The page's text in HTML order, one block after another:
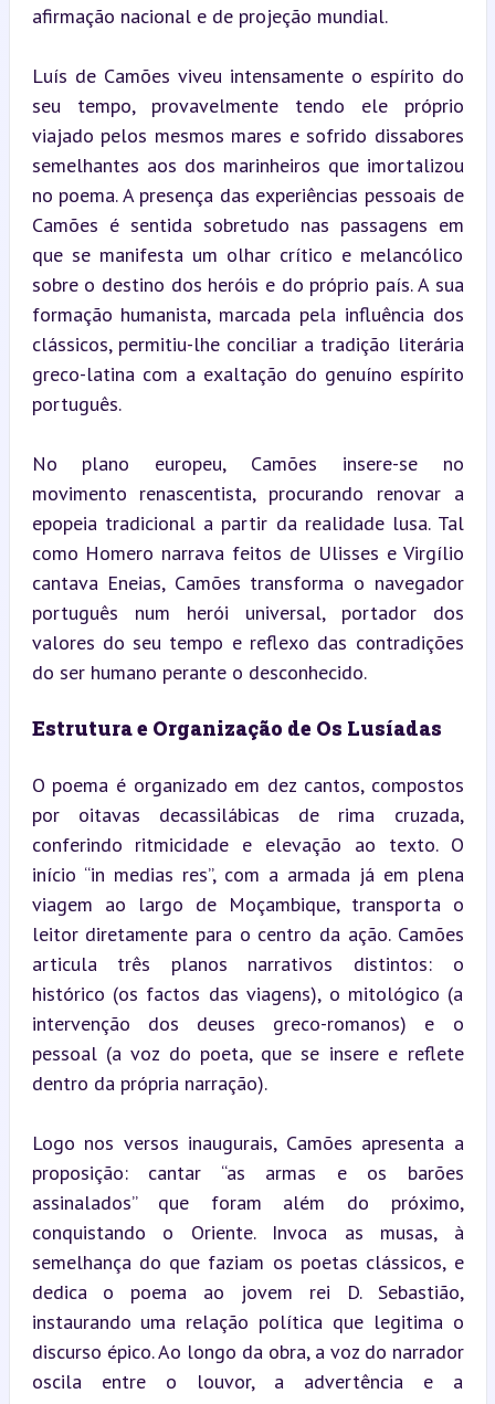
afirmação nacional e de projeção mundial.
Luís de Camões viveu intensamente o espírito do
seu tempo, provavelmente tendo ele próprio
viajado pelos mesmos mares e sofrido dissabores
semelhantes aos dos marinheiros que imortalizou
no poema. A presença das experiências pessoais de
Camões é sentida sobretudo nas passagens em
que se manifesta um olhar crítico e melancólico
sobre o destino dos heróis e do próprio país. A sua
formação humanista, marcada pela influência dos
clássicos, permitiu-lhe conciliar a tradição literária
greco-latina com a exaltação do genuíno espírito
português.
No plano europeu, Camões insere-se no
movimento renascentista, procurando renovar a
epopeia tradicional a partir da realidade lusa. Tal
como Homero narrava feitos de Ulisses e Virgílio
cantava Eneias, Camões transforma o navegador
português num herói universal, portador dos
valores do seu tempo e reflexo das contradições
do ser humano perante o desconhecido.
Estrutura e Organização de Os Lusíadas
O poema é organizado em dez cantos, compostos
por oitavas decassilábicas de rima cruzada,
conferindo ritmicidade e elevação ao texto. O
início “in medias res”, com a armada já em plena
viagem ao largo de Moçambique, transporta o
leitor diretamente para o centro da ação. Camões
articula três planos narrativos distintos: o
histórico (os factos das viagens), o mitológico (a
intervenção dos deuses greco-romanos) e o
pessoal (a voz do poeta, que se insere e reflete
dentro da própria narração).
Logo nos versos inaugurais, Camões apresenta a
proposição: cantar “as armas e os barões
assinalados” que foram além do próximo,
conquistando o Oriente. Invoca as musas, à
semelhança do que faziam os poetas clássicos, e
dedica o poema ao jovem rei D. Sebastião,
instaurando uma relação política que legitima o
discurso épico. Ao longo da obra, a voz do narrador
oscila entre o louvor, a advertência e a